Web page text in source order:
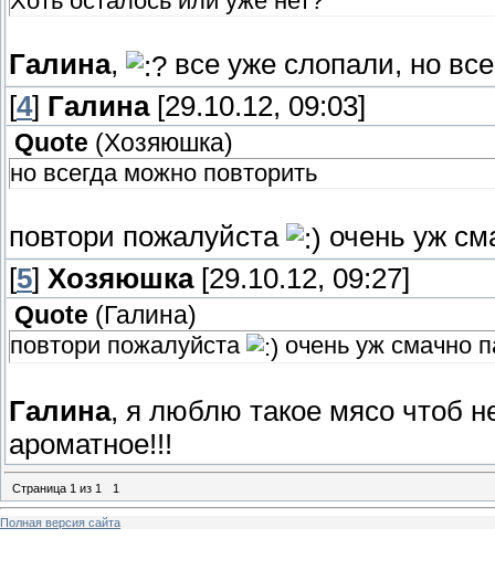
Галина,
все уже слопали, но
[4] Галина[29.10.12, 09:03]
Quote (Хозяюшка)
но всегда можно повторить
повтори пожалуйста
очень уж
[5] Хозяюшка[29.10.12, 09:27]
Quote ( Галина)
повтори пожалуйста
очень уж смачно
Галина, я люблю такое мясо чтоб
ароматное!!!
Страница 1 из 1 1
Полная версия сайта